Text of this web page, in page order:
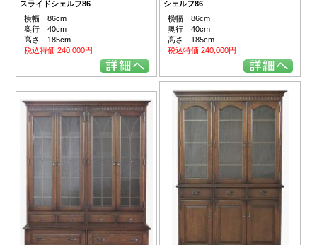
スライドシェルフ86
横幅 86cm
奥行 40cm
高さ 185cm
税込特価 240,000円
シェルフ86
横幅 86cm
奥行 40cm
高さ 185cm
税込特価 240,000円